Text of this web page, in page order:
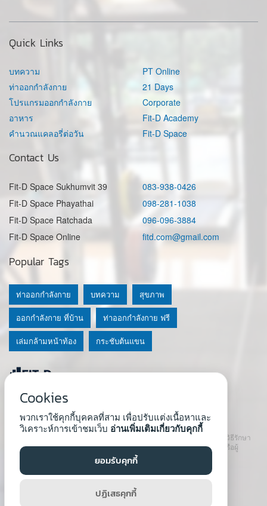
Quick Links
บทความ
ท่าออกกำลังกาย
โปรแกรมออกกำลังกาย
อาหาร
คำนวณแคลอรี่ต่อวัน
PT Online
21 Days
Corporate
Fit-D Academy
Fit-D Space
Contact Us
Fit-D Space Sukhumvit 39
083-938-0426
Fit-D Space Phayathai
098-281-1038
Fit-D Space Ratchada
096-096-3884
Fit-D Space Online
fitd.com@gmail.com
© 2020 Fit-D.com & Fit-D Finess
About Us | นโยบายความเป็นส่วนตัว|เงื่อนไขการใช้เว็บ
เนื้อหาที่ใช้ในเว็บนี้ ไม่สามารถใช้แทนคำปรึกษา คำแนะนำ วินิจฉัย หรือวิธีรักษา
โรคที่แนะนำจากผู้เชี่ยวชาญหรือแพทย์ได้ เราสนับสนุนให้ปรึกษาแพทย์หรือผู้
เชี่ยวชาญก่อนเริ่มโปรแกรมใหม่ทุกครั้ง
Developed by :
Popular Tags
ท่าออกกำลังกาย บทความ สุขภาพ
ออกกำลังกาย ที่บ้าน ท่าออกกำลังกาย ฟรี
เล่มกล้ามหน้าท้อง กระชับต้นแขน
Cookies
พวกเราใช้คุกกี้บุคคลที่สาม เพื่อปรับแต่งเนื้อหาและ
วิเคราะห์การเข้าชมเว็บ อ่านเพิ่มเติมเกี่ยวกับคุกกี้
ยอมรับคุกกี้
ปฏิเสธคุกกี้